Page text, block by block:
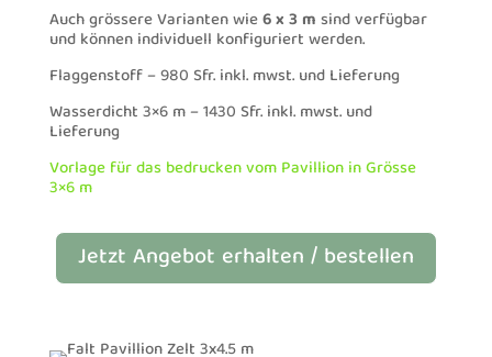
Auch grössere Varianten wie6 x 3 msind verfügbar
und können individuell konfiguriert werden.
Flaggenstoff – 980 Sfr. inkl. mwst. und Lieferung
Wasserdicht 3×6 m – 1430 Sfr. inkl. mwst. und
Lieferung
Vorlage für das bedrucken vom Pavillion in Grösse
3×6 m
Jetzt Angebot erhalten / bestellen